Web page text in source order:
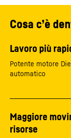
Cosa c’è
Lavoro più
Potente motore
automatico
Maggiore
risorse